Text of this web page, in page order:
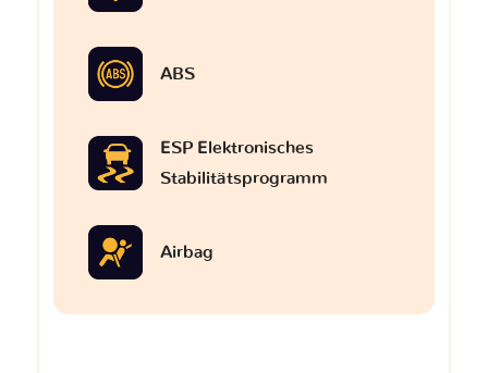
ABS
ESP Elektronisches
Stabilitätsprogramm
Airbag